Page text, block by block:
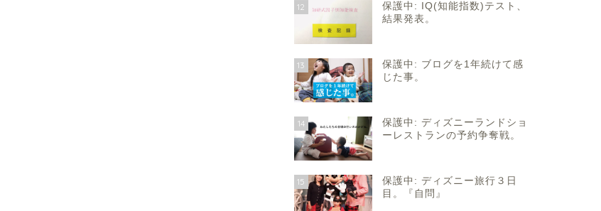
12
保護中: IQ(知能指数)テスト、
結果発表。
13
保護中: ブログを1年続けて感
じた事。
14
保護中: ディズニーランドショ
ーレストランの予約争奪戦。
15
保護中: ディズニー旅行３日
目。『自問』